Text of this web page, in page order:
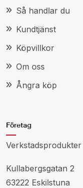
Så handlar du
Kundtjänst
Köpvillkor
Om oss
Ångra köp
Företag
Kullabergsgatan 2
63222 Eskilstuna